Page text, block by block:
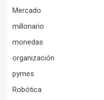
Mercado
millonario
monedas
organización
pymes
Robótica